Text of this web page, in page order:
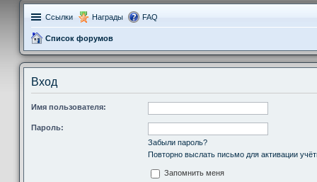
Ссылки Награды FAQ
Список форумов
Вход
Имя пользователя:
Пароль:
Забыли пароль?
Повторно выслать письмо для активации
Запомнить меня